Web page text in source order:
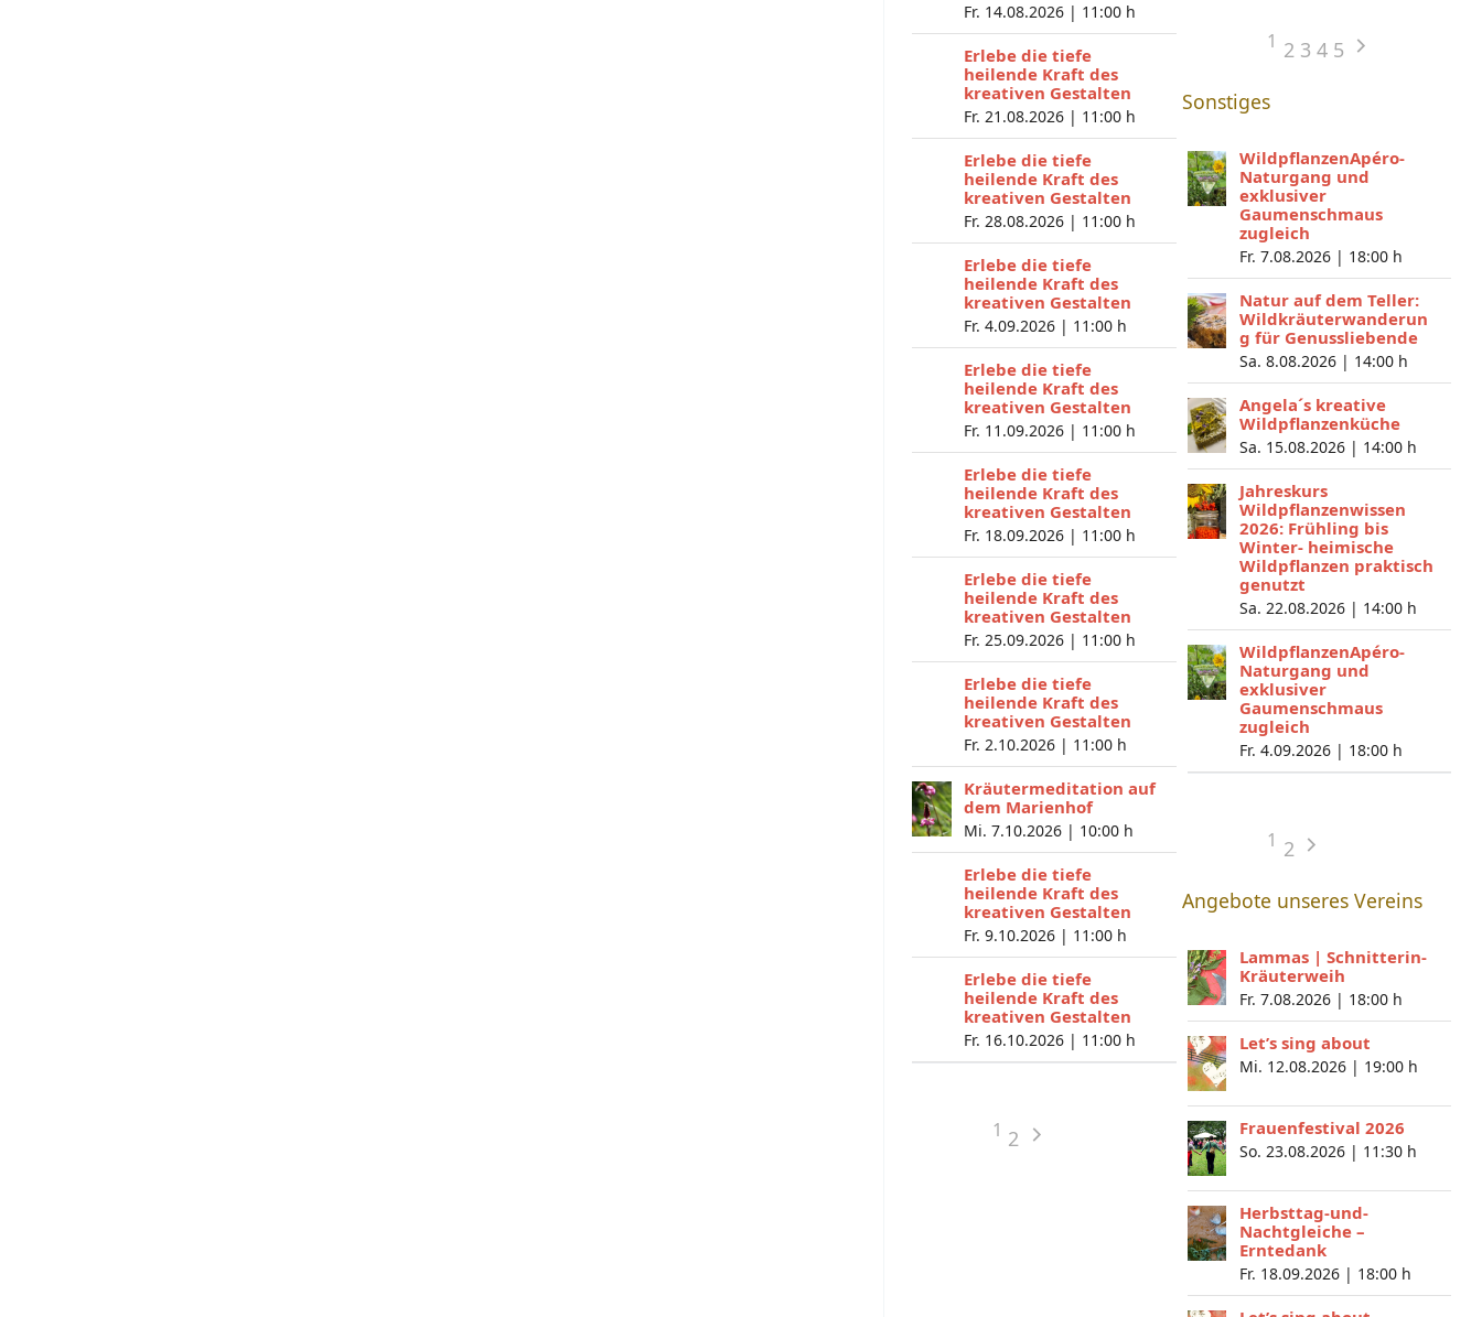
Fr. 14.08.2026 | 11:00 h
Erlebe die tiefe
heilende Kraft des
kreativen Gestalten
Fr. 21.08.2026 | 11:00 h
Erlebe die tiefe
heilende Kraft des
kreativen Gestalten
Fr. 28.08.2026 | 11:00 h
Erlebe die tiefe
heilende Kraft des
kreativen Gestalten
Fr. 4.09.2026 | 11:00 h
Erlebe die tiefe
heilende Kraft des
kreativen Gestalten
Fr. 11.09.2026 | 11:00 h
Erlebe die tiefe
heilende Kraft des
kreativen Gestalten
Fr. 18.09.2026 | 11:00 h
Erlebe die tiefe
heilende Kraft des
kreativen Gestalten
Fr. 25.09.2026 | 11:00 h
Erlebe die tiefe
heilende Kraft des
kreativen Gestalten
Fr. 2.10.2026 | 11:00 h
Kräutermeditation auf
dem Marienhof
Mi. 7.10.2026 | 10:00 h
Erlebe die tiefe
heilende Kraft des
kreativen Gestalten
Fr. 9.10.2026 | 11:00 h
Erlebe die tiefe
heilende Kraft des
kreativen Gestalten
Fr. 16.10.2026 | 11:00 h
1 2
1 2 3 4 5
Sonstiges
WildpflanzenApéro-
Naturgang und
exklusiver
Gaumenschmaus
zugleich
Fr. 7.08.2026 | 18:00 h
Natur auf dem Teller:
Wildkräuterwanderun
g für Genussliebende
Sa. 8.08.2026 | 14:00 h
Angela´s kreative
Wildpflanzenküche
Sa. 15.08.2026 | 14:00 h
Jahreskurs
Wildpflanzenwissen
2026: Frühling bis
Winter- heimische
Wildpflanzen praktisch
genutzt
Sa. 22.08.2026 | 14:00 h
WildpflanzenApéro-
Naturgang und
exklusiver
Gaumenschmaus
zugleich
Fr. 4.09.2026 | 18:00 h
1 2
Angebote unseres Vereins
Lammas | Schnitterin-
Kräuterweih
Fr. 7.08.2026 | 18:00 h
Let’s sing about
Mi. 12.08.2026 | 19:00 h
Frauenfestival 2026
So. 23.08.2026 | 11:30 h
Herbsttag-und-
Nachtgleiche –
Erntedank
Fr. 18.09.2026 | 18:00 h